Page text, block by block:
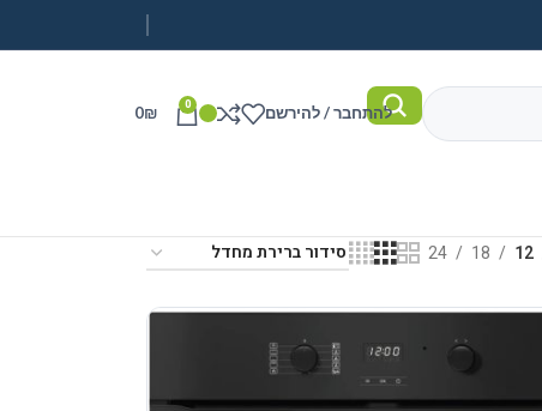
להתחבר / להירשם 0
0₪
12
18
24